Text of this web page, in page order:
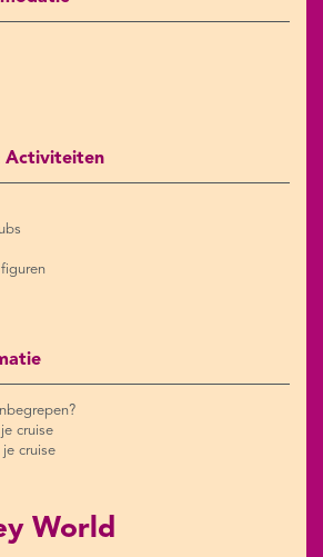
Activiteiten
cruise
cruise
World